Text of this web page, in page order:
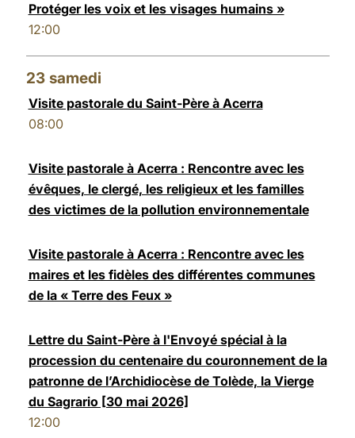
Protéger les voix et les visages humains »
12:00
23 samedi
Visite pastorale du Saint-Père à Acerra
08:00
Visite pastorale à Acerra : Rencontre avec les
évêques, le clergé, les religieux et les familles
des victimes de la pollution environnementale
Visite pastorale à Acerra : Rencontre avec les
maires et les fidèles des différentes communes
de la « Terre des Feux »
Lettre du Saint-Père à l'Envoyé spécial à la
procession du centenaire du couronnement de la
patronne de l’Archidiocèse de Tolède, la Vierge
du Sagrario [30 mai 2026]
12:00